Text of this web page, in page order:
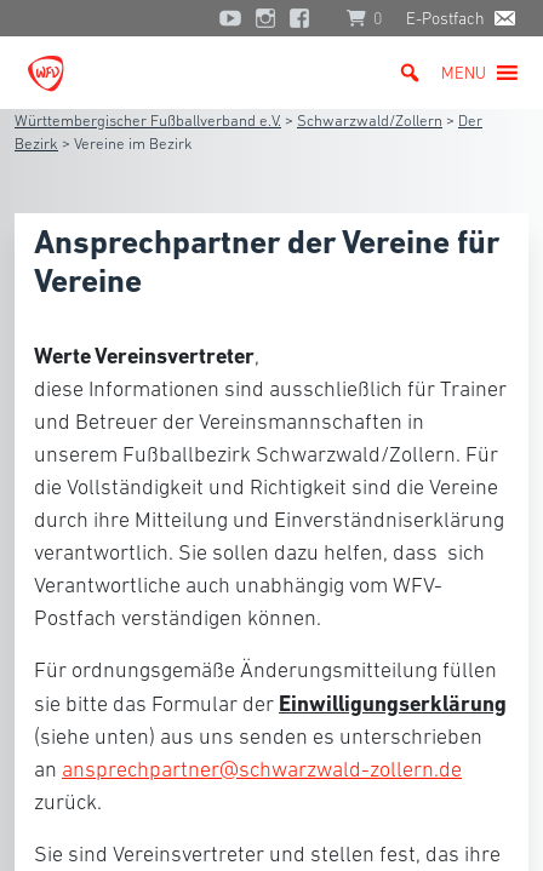
0 E-Postfach
MENU
Württembergischer Fußballverband e.V. > Schwarzwald/Zollern > Der
Bezirk > Vereine im Bezirk
Ansprechpartner der Vereine für
Vereine​
Werte Vereinsvertreter,
diese Informationen sind ausschließlich für Trainer
und Betreuer der Vereinsmannschaften in
unserem Fußballbezirk Schwarzwald/Zollern. Für
die Vollständigkeit und Richtigkeit sind die Vereine
durch ihre Mitteilung und Einverständniserklärung
verantwortlich. Sie sollen dazu helfen, dass sich
Verantwortliche auch unabhängig vom WFV-
Postfach verständigen können.
Für ordnungsgemäße Änderungsmitteilung füllen
sie bitte das Formular der Einwilligungserklärung
(siehe unten) aus uns senden es unterschrieben
an ansprechpartner@schwarzwald-zollern.de
zurück.
Sie sind Vereinsvertreter und stellen fest, das ihre